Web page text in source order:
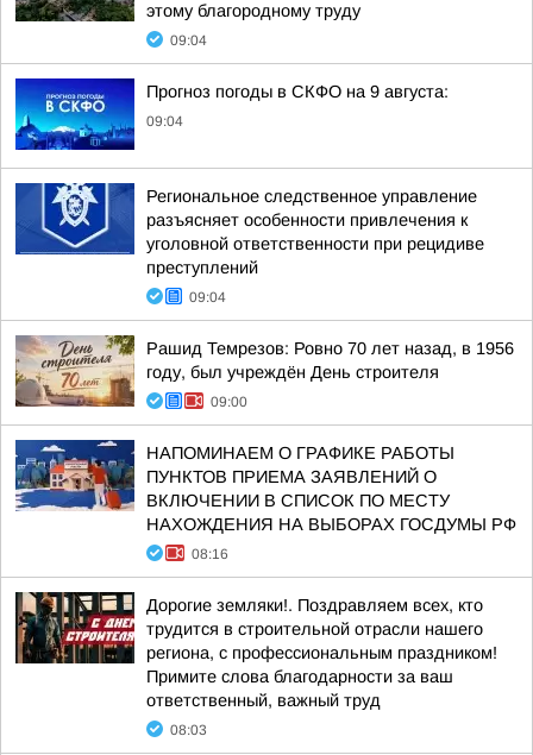
этому благородному труду
09:04
Прогноз погоды в СКФО на 9 августа:
09:04
Региональное следственное управление
разъясняет особенности привлечения к
уголовной ответственности при рецидиве
преступлений
09:04
Рашид Темрезов: Ровно 70 лет назад, в 1956
году, был учреждён День строителя
09:00
НАПОМИНАЕМ О ГРАФИКЕ РАБОТЫ
ПУНКТОВ ПРИЕМА ЗАЯВЛЕНИЙ О
ВКЛЮЧЕНИИ В СПИСОК ПО МЕСТУ
НАХОЖДЕНИЯ НА ВЫБОРАХ ГОСДУМЫ РФ
08:16
Дорогие земляки!. Поздравляем всех, кто
трудится в строительной отрасли нашего
региона, с профессиональным праздником!
Примите слова благодарности за ваш
ответственный, важный труд
08:03